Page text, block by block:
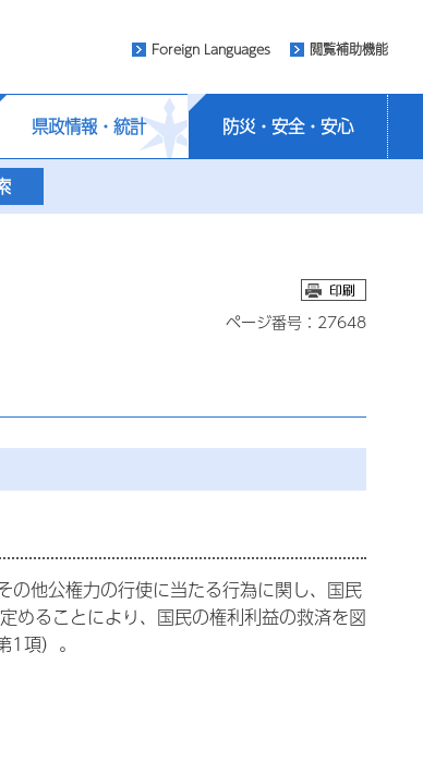
Foreign Languages 閲覧補助機能
県政情報・統計 防災・安全・安心
ページ番号：27648
の他公権力の行使に当たる行為に関し、国民
めることにより、国民の権利利益の救済を図
項）。